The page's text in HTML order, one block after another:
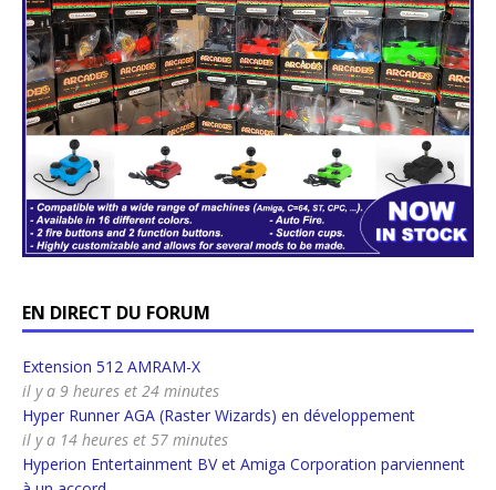
EN DIRECT DU FORUM
Extension 512 AMRAM-X
il y a 9 heures et 24 minutes
Hyper Runner AGA (Raster Wizards) en développement
il y a 14 heures et 57 minutes
Hyperion Entertainment BV et Amiga Corporation parviennent